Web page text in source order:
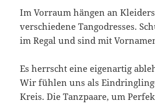
Im Vorraum hängen an
verschiedene Tangodresses.
im Regal und sind mit
Es herrscht eine eigenartig
Wir fühlen uns als
Kreis. Die Tanzpaare, um